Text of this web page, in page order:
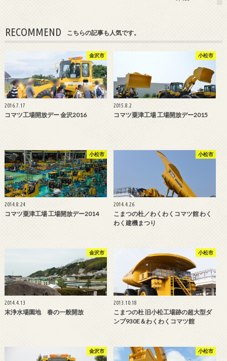
RECOMMEND こちらの記事も人気です。
金沢市
2016.7.17
コマツ工場開放デー 金沢2016
小松市
2015.8.2
コマツ粟津工場 工場開放デー2015
小松市
2014.8.24
コマツ粟津工場 工場開放デー2014
小松市
2014.4.26
こまつの杜／わくわくコマツ館 わく
わく建機まつり
金沢市
2014.4.13
末浄水場園地 春の一般開放
小松市
2013.10.18
こまつの杜 旧小松工場跡の超大型ダ
ンプ930E＆わくわくコマツ館
金沢市 小松市